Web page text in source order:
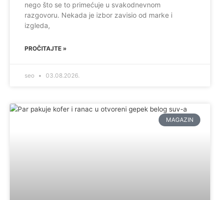
nego što se to primećuje u svakodnevnom
razgovoru. Nekada je izbor zavisio od marke i
izgleda,
PROČITAJTE »
seo 03.08.2026.
MAGAZIN